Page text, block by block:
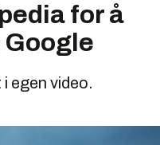
for å
egen video.